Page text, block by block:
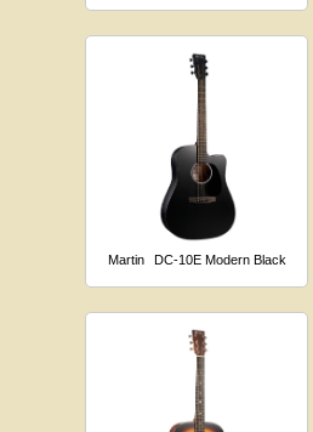
Martin DC-10E Modern Black